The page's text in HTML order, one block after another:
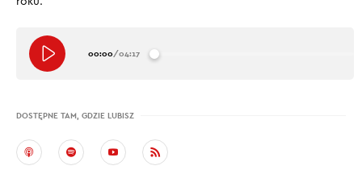
00:00/04:17
DOSTĘPNE TAM, GDZIE LUBISZ